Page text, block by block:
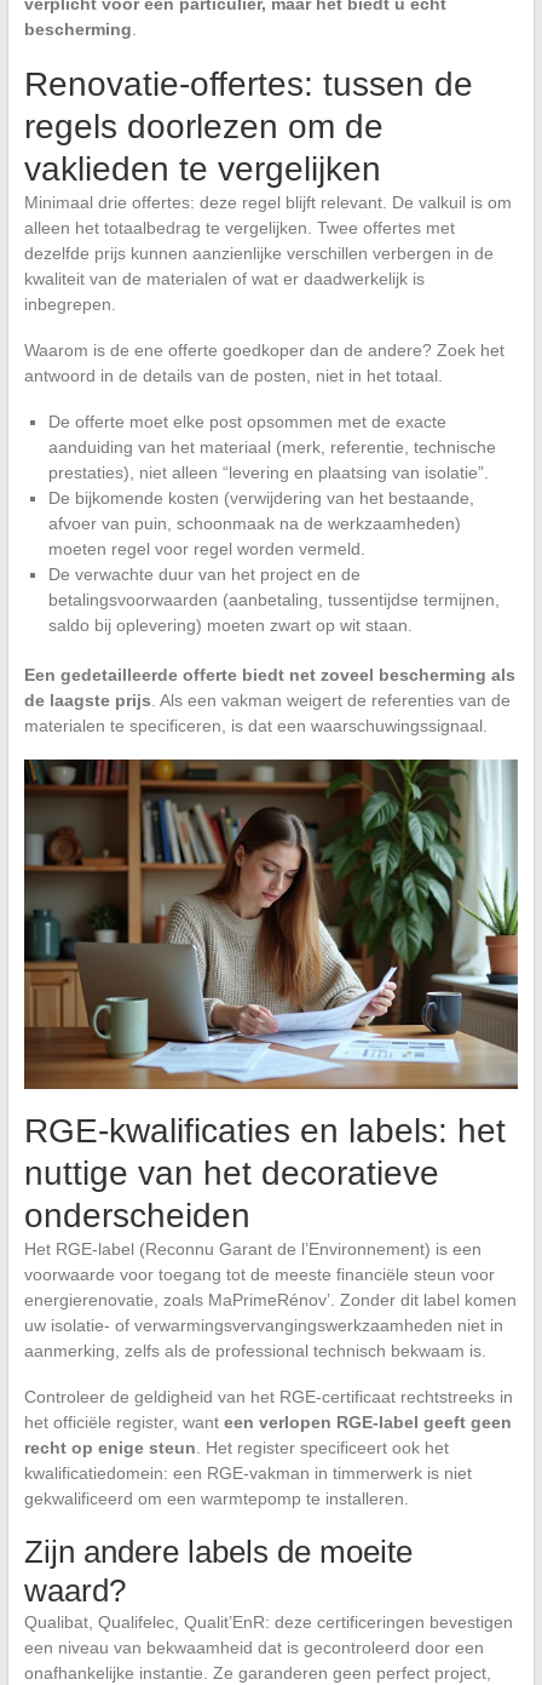
bescherming
Renovatie-offertes: tussen de
regels doorlezen om de
vaklieden te vergelijken
Minimaal drie offertes: deze regel blijft relevant. De valkuil is om
alleen het totaalbedrag te vergelijken. Twee offertes met
dezelfde prijs kunnen aanzienlijke verschillen verbergen in de
kwaliteit van de materialen of wat er daadwerkelijk is
inbegrepen.
Waarom is de ene offerte goedkoper dan de andere? Zoek het
antwoord in de details van de posten, niet in het totaal.
De offerte moet elke post opsommen met de exacte
aanduiding van het materiaal (merk, referentie, technische
prestaties), niet alleen “levering en plaatsing van isolatie”.
De bijkomende kosten (verwijdering van het bestaande,
afvoer van puin, schoonmaak na de werkzaamheden)
moeten regel voor regel worden vermeld.
De verwachte duur van het project en de
betalingsvoorwaarden (aanbetaling, tussentijdse termijnen,
saldo bij oplevering) moeten zwart op wit staan.
Een gedetailleerde offerte biedt net zoveel bescherming als
de laagste prijs . Als een vakman weigert de referenties van de
materialen te specificeren, is dat een waarschuwingssignaal.
RGE-kwalificaties en labels: het
nuttige van het decoratieve
onderscheiden
Het RGE-label (Reconnu Garant de l’Environnement) is een
voorwaarde voor toegang tot de meeste financiële steun voor
energierenovatie, zoals MaPrimeRénov’. Zonder dit label komen
uw isolatie- of verwarmingsvervangingswerkzaamheden niet in
aanmerking, zelfs als de professional technisch bekwaam is.
Controleer de geldigheid van het RGE-certificaat rechtstreeks in
het officiële register, want een verlopen RGE-label geeft geen
recht op enige steun. Het register specificeert ook het
kwalificatiedomein: een RGE-vakman in timmerwerk is niet
gekwalificeerd om een warmtepomp te installeren.
Zijn andere labels de moeite
waard?
Qualibat, Qualifelec, Qualit’EnR: deze certificeringen bevestigen
een niveau van bekwaamheid dat is gecontroleerd door een
onafhankelijke instantie. Ze garanderen geen perfect project,